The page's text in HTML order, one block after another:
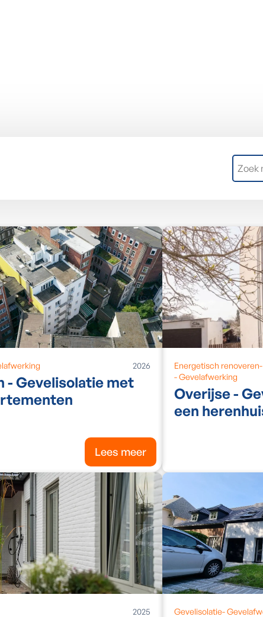
2026
- Gevelisolatie met
Lees meer
Energetisch renoveren
-Gevelafwerking
Overijse -
een
2025 Gevelisolatie-